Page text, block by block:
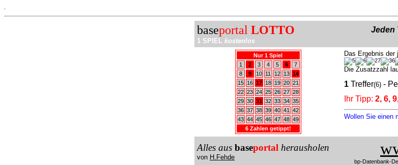
baseportal LOTTO
1 SPIEL kostenlos
Jeden
Nur 1 Spiel
1
2 3 4 5 6
7
8
9 10 11 12 13 14
15
16 17 18 19 20 21
22 23 24 25 26 27 28
29 30 31 32 33 34 35
36 37 38 39 40 41
42
43 44 45 46 47 48 49
6 Zahlen getippt!
Das Ergebnis der
Die Zusatzzahl
1 Treffer(6) -
Ihr Tipp: 2, 6,
Wollen Sie einen
Alles aus baseportal herausholen
von H.Fehde
bp-Datenbank-